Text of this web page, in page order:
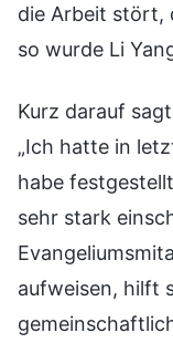
die Arbeit stört,
so wurde Li
Kurz darauf
„Ich hatte in
habe
sehr stark
aufweisen, hilft